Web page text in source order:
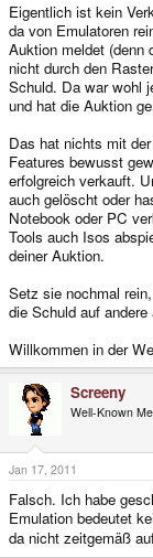
Eigentlich ist kein
da von Emulatoren
Auktion meldet (denn
nicht durch den
Schuld. Da war wohl
und hat die Auktion
Das hat nichts mit
Features bewusst
erfolgreich verkauft.
auch gelöscht oder
Notebook oder PC
Tools auch Isos
deiner Auktion.
Setz sie nochmal
die Schuld auf andere
Willkommen in der
Screeny
Well-Known
Jan 17, 2011
Falsch. Ich habe
Emulation bedeutet
da nicht zeitgemäß